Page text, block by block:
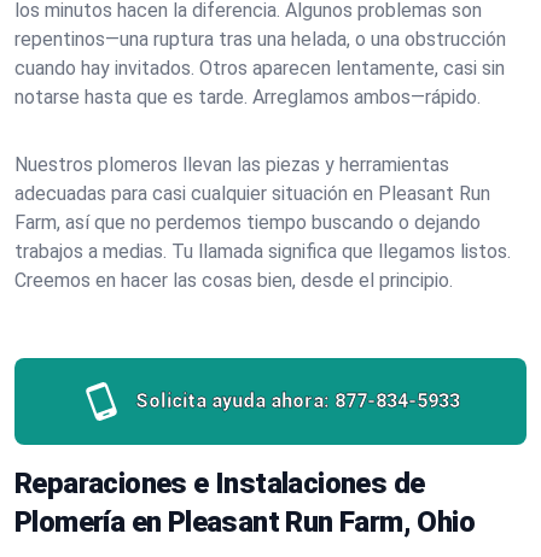
los minutos hacen la diferencia. Algunos problemas son
repentinos—una ruptura tras una helada, o una obstrucción
cuando hay invitados. Otros aparecen lentamente, casi sin
notarse hasta que es tarde. Arreglamos ambos—rápido.
Nuestros plomeros llevan las piezas y herramientas
adecuadas para casi cualquier situación en Pleasant Run
Farm, así que no perdemos tiempo buscando o dejando
trabajos a medias. Tu llamada significa que llegamos listos.
Creemos en hacer las cosas bien, desde el principio.
Solicita ayuda ahora: 877-834-5933
Reparaciones e Instalaciones de
Plomería en Pleasant Run Farm, Ohio